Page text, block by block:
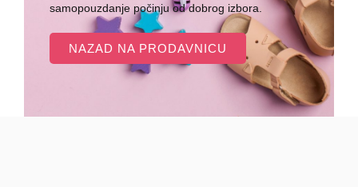
samopouzdanje počinju od dobrog izbora.
NAZAD NA PRODAVNICU